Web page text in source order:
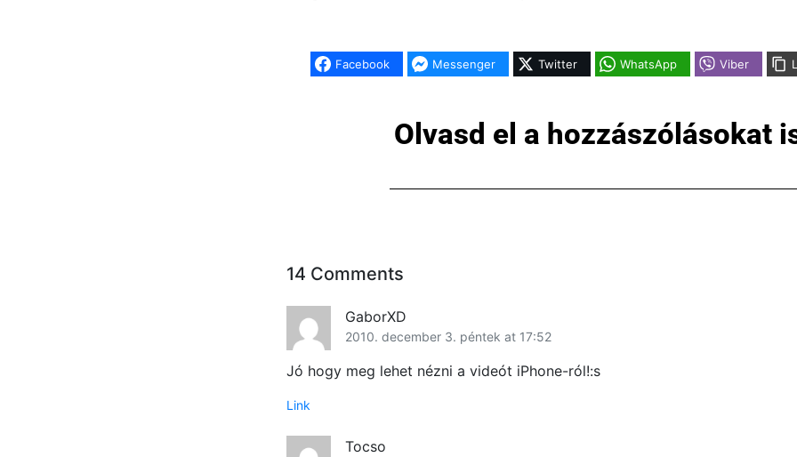
Facebook Messenger Twitter WhatsApp Viber
Olvasd el a hozzászólásokat
14 Comments
GaborXD
2010. december 3. péntek at 17:52
Jó hogy meg lehet nézni a videót iPhone-ról!:s
Link
Tocso